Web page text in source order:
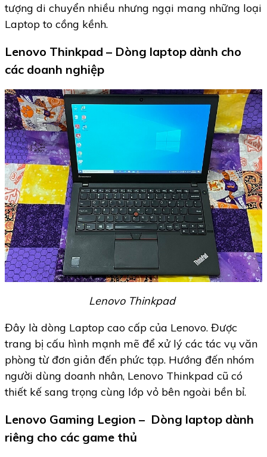
tượng di chuyển nhiều nhưng ngại mang những loại
Laptop to cồng kềnh.
Lenovo Thinkpad – Dòng laptop dành cho
các doanh nghiệp
Lenovo Thinkpad
Đây là dòng Laptop cao cấp của Lenovo. Được
trang bị cấu hình mạnh mẽ để xử lý các tác vụ văn
phòng từ đơn giản đến phức tạp. Hướng đến nhóm
người dùng doanh nhân, Lenovo Thinkpad cũ có
thiết kế sang trọng cùng lớp vỏ bên ngoài bền bỉ.
Lenovo Gaming Legion – Dòng laptop dành
riêng cho các game thủ